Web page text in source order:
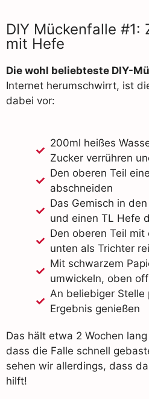
DIY Mückenfalle #1:
mit Hefe
Die wohl beliebteste DIY-
Internet herumschwirrt, ist
dabei vor:
200ml heißes
Zucker verrühren
Den oberen Teil
abschneiden
Das Gemisch in
und einen TL Hefe
Den oberen Teil
unten als Trichter
Mit schwarzem
umwickeln, oben
An beliebiger Stelle
Ergebnis genießen
Das hält etwa 2 Wochen
dass die Falle schnell
sehen wir allerdings, dass
hilft!